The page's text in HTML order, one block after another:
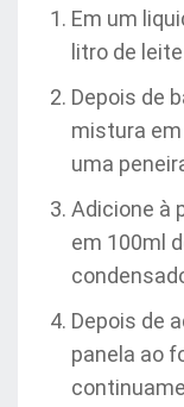
Em um
litro de
Depois de
mistura
uma
Adicione à
em 100ml
Depois de
panela ao